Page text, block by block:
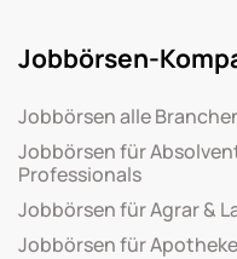
Jobbörsen-
Jobbörsen alle
Jobbörsen für
Professionals
Jobbörsen für Agrar &
Jobbörsen für